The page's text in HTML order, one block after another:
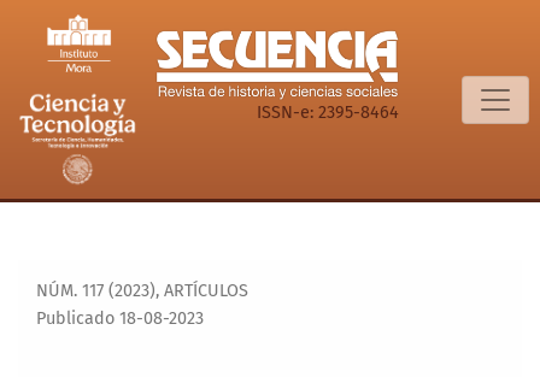
Paseos, calzadas y jardines del Tepic porfiriano. El
ISSN-e: 2395-8464
NÚM. 117 (2023), ARTÍCULOS
Publicado 18-08-2023